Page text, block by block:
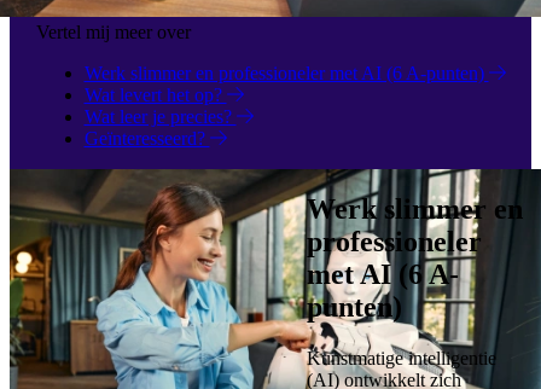
Vertel mij meer over
Werk slimmer en professioneler met AI (6 A-punten)
Wat levert het op?
Wat leer je precies?
Geïnteresseerd?
Werk slimmer en
professioneler
met AI (6 A-
punten)
Kunstmatige intelligentie
(AI) ontwikkelt zich
Schrijf je in voor de SEH College Tour
2026!